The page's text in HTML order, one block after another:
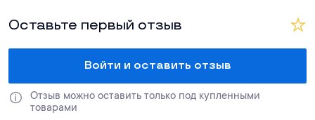
Оставьте первый отзыв
Войти и оставить отзыв
Отзыв можно оставить только под купленными
товарами